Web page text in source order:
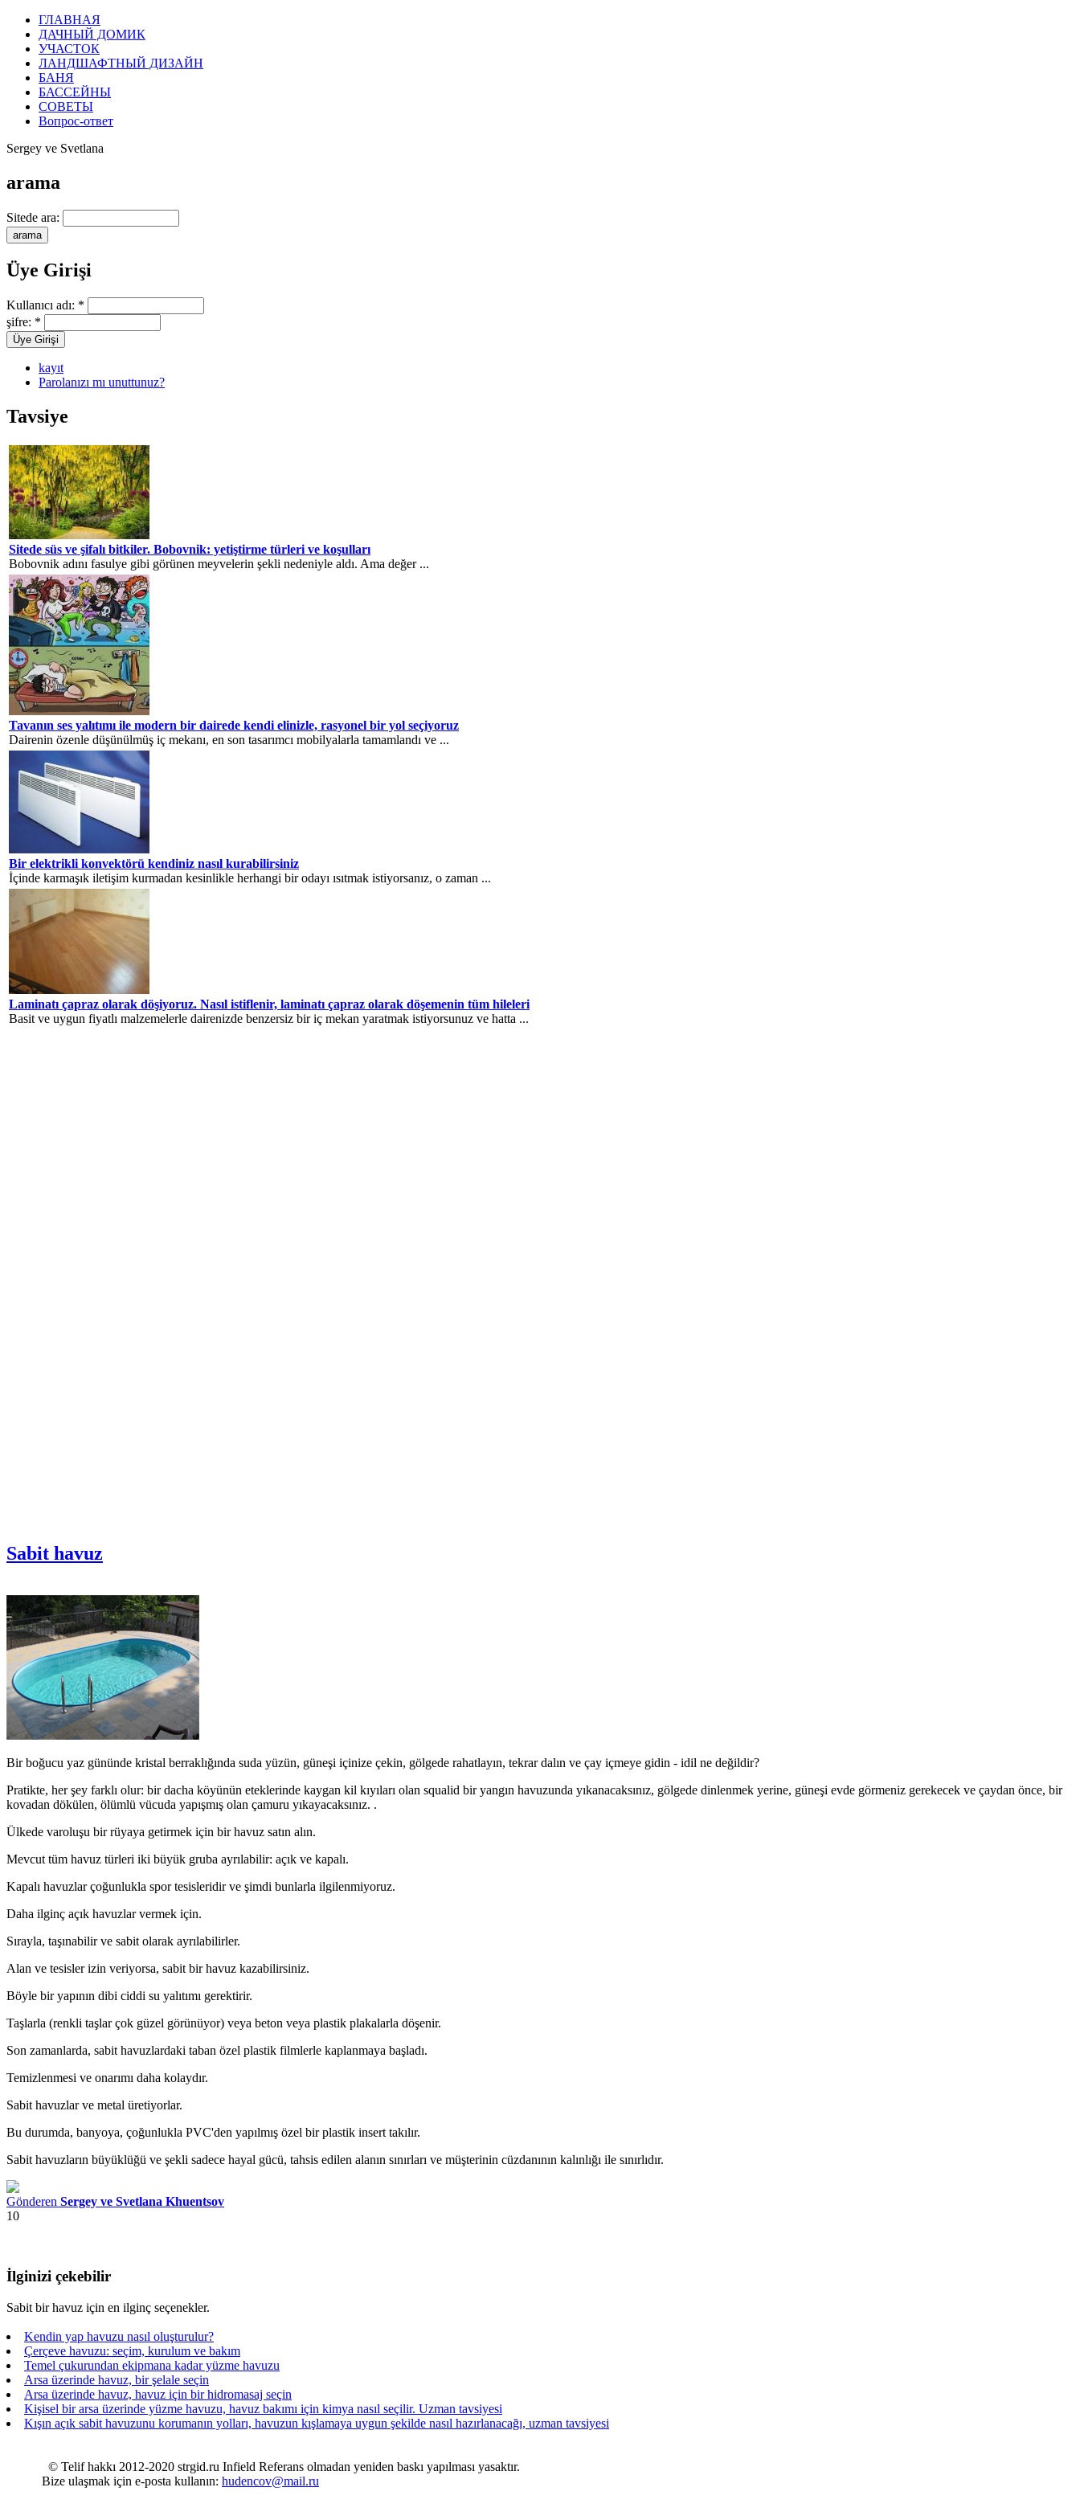
ГЛАВНАЯ
ДАЧНЫЙ ДОМИК
УЧАСТОК
ЛАНДШАФТНЫЙ ДИЗАЙН
БАНЯ
БАССЕЙНЫ
СОВЕТЫ
Вопрос-ответ
Sergey ve Svetlana
arama
Sitede ara:
Üye Girişi
Kullanıcı adı: *
şifre: *
kayıt
Parolanızı mı unuttunuz?
Tavsiye
Sitede süs ve şifalı bitkiler. Bobovnik: yetiştirme türleri ve koşulları
Bobovnik adını fasulye gibi görünen meyvelerin şekli nedeniyle aldı. Ama değer ...
Tavanın ses yalıtımı ile modern bir dairede kendi elinizle, rasyonel bir yol seçiyoruz
Dairenin özenle düşünülmüş iç mekanı, en son tasarımcı mobilyalarla tamamlandı ve ...
Bir elektrikli konvektörü kendiniz nasıl kurabilirsiniz
İçinde karmaşık iletişim kurmadan kesinlikle herhangi bir odayı ısıtmak istiyorsanız, o zaman ...
Laminatı çapraz olarak döşiyoruz. Nasıl istiflenir, laminatı çapraz olarak döşemenin tüm hileleri
Basit ve uygun fiyatlı malzemelerle dairenizde benzersiz bir iç mekan yaratmak istiyorsunuz ve hatta ...
Sabit havuz
Bir boğucu yaz gününde kristal berraklığında suda yüzün, güneşi içinize çekin, gölgede rahatlayın, tekrar dalın ve çay içmeye gidin - idil ne değildir?
Pratikte, her şey farklı olur: bir dacha köyünün eteklerinde kaygan kil kıyıları olan squalid bir yangın havuzunda yıkanacaksınız, gölgede dinlenmek yerine, güneşi evde görmeniz gerekecek ve çaydan önce, bir
kovadan dökülen, ölümlü vücuda yapışmış olan çamuru yıkayacaksınız. .
Ülkede varoluşu bir rüyaya getirmek için bir havuz satın alın.
Mevcut tüm havuz türleri iki büyük gruba ayrılabilir: açık ve kapalı.
Kapalı havuzlar çoğunlukla spor tesisleridir ve şimdi bunlarla ilgilenmiyoruz.
Daha ilginç açık havuzlar vermek için.
Sırayla, taşınabilir ve sabit olarak ayrılabilirler.
Alan ve tesisler izin veriyorsa, sabit bir havuz kazabilirsiniz.
Böyle bir yapının dibi ciddi su yalıtımı gerektirir.
Taşlarla (renkli taşlar çok güzel görünüyor) veya beton veya plastik plakalarla döşenir.
Son zamanlarda, sabit havuzlardaki taban özel plastik filmlerle kaplanmaya başladı.
Temizlenmesi ve onarımı daha kolaydır.
Sabit havuzlar ve metal üretiyorlar.
Bu durumda, banyoya, çoğunlukla PVC'den yapılmış özel bir plastik insert takılır.
Sabit havuzların büyüklüğü ve şekli sadece hayal gücü, tahsis edilen alanın sınırları ve müşterinin cüzdanının kalınlığı ile sınırlıdır.
Gönderen Sergey ve Svetlana Khuentsov
10
İlginizi çekebilir
Sabit bir havuz için en ilginç seçenekler.
Kendin yap havuzu nasıl oluşturulur?
Çerçeve havuzu: seçim, kurulum ve bakım
Temel çukurundan ekipmana kadar yüzme havuzu
Arsa üzerinde havuz, bir şelale seçin
Arsa üzerinde havuz, havuz için bir hidromasaj seçin
Kişisel bir arsa üzerinde yüzme havuzu, havuz bakımı için kimya nasıl seçilir. Uzman tavsiyesi
Kışın açık sabit havuzunu korumanın yolları, havuzun kışlamaya uygun şekilde nasıl hazırlanacağı, uzman tavsiyesi
© Telif hakkı 2012-2020 strgid.ru Infield Referans olmadan yeniden baskı yapılması yasaktır.
Bize ulaşmak için e-posta kullanın: hudencov@mail.ru